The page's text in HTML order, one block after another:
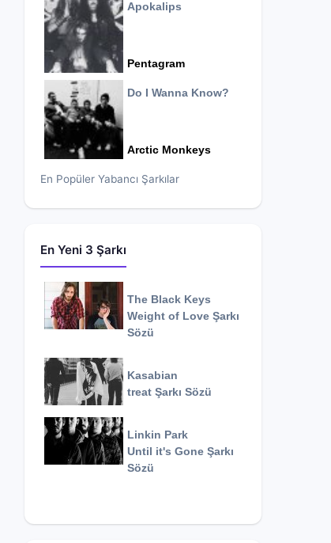
Apokalips
Pentagram
Do I Wanna Know?
Arctic Monkeys
En Popüler Yabancı Şarkılar
En Yeni 3 Şarkı
The Black Keys
Weight of Love Şarkı
Sözü
Kasabian
treat Şarkı Sözü
Linkin Park
Until it's Gone Şarkı
Sözü